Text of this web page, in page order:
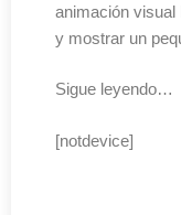
animación visual
y mostrar un
Sigue leyendo…
[notdevice]